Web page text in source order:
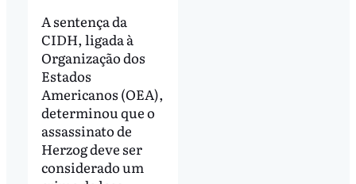
A sentença da
CIDH, ligada à
Organização dos
Estados
Americanos (OEA),
determinou que o
assassinato de
Herzog deve ser
considerado um